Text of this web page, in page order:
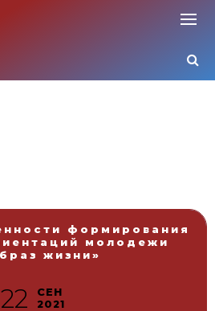
формирования
молодежи
жизни»
22
СЕН
2021